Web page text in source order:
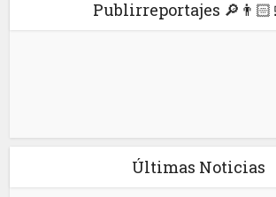
Publirreportajes
Últimas Noticias